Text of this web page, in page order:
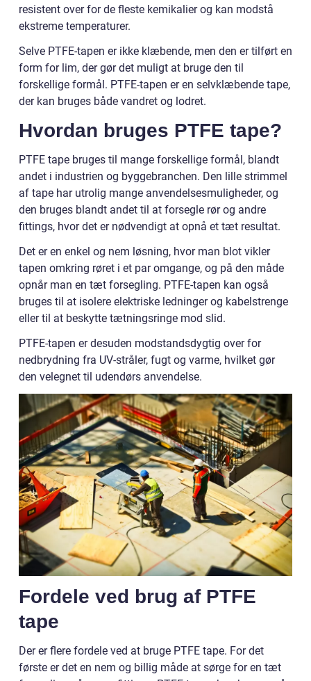
resistent over for de fleste kemikalier og kan modstå
ekstreme temperaturer.
Selve PTFE-tapen er ikke klæbende, men den er tilført en
form for lim, der gør det muligt at bruge den til
forskellige formål. PTFE-tapen er en selvklæbende tape,
der kan bruges både vandret og lodret.
Hvordan bruges PTFE tape?
PTFE tape bruges til mange forskellige formål, blandt
andet i industrien og byggebranchen. Den lille strimmel
af tape har utrolig mange anvendelsesmuligheder, og
den bruges blandt andet til at forsegle rør og andre
fittings, hvor det er nødvendigt at opnå et tæt resultat.
Det er en enkel og nem løsning, hvor man blot vikler
tapen omkring røret i et par omgange, og på den måde
opnår man en tæt forsegling. PTFE-tapen kan også
bruges til at isolere elektriske ledninger og kabelstrenge
eller til at beskytte tætningsringe mod slid.
PTFE-tapen er desuden modstandsdygtig over for
nedbrydning fra UV-stråler, fugt og varme, hvilket gør
den velegnet til udendørs anvendelse.
Fordele ved brug af PTFE
tape
Der er flere fordele ved at bruge PTFE tape. For det
første er det en nem og billig måde at sørge for en tæt